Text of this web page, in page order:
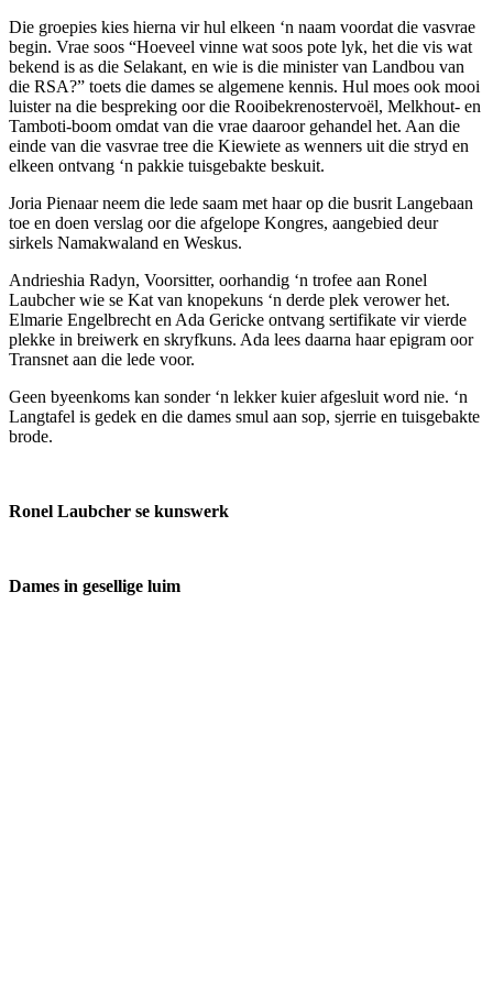
Die groepies kies hierna vir hul elkeen ‘n naam voordat die vasvrae
begin. Vrae soos “Hoeveel vinne wat soos pote lyk, het die vis wat
bekend is as die Selakant, en wie is die minister van Landbou van
die RSA?” toets die dames se algemene kennis. Hul moes ook mooi
luister na die bespreking oor die Rooibekrenostervoël, Melkhout- en
Tamboti-boom omdat van die vrae daaroor gehandel het. Aan die
einde van die vasvrae tree die Kiewiete as wenners uit die stryd en
elkeen ontvang ‘n pakkie tuisgebakte beskuit.
Joria Pienaar neem die lede saam met haar op die busrit Langebaan
toe en doen verslag oor die afgelope Kongres, aangebied deur
sirkels Namakwaland en Weskus.
Andrieshia Radyn, Voorsitter, oorhandig ‘n trofee aan Ronel
Laubcher wie se Kat van knopekuns ‘n derde plek verower het.
Elmarie Engelbrecht en Ada Gericke ontvang sertifikate vir vierde
plekke in breiwerk en skryfkuns. Ada lees daarna haar epigram oor
Transnet aan die lede voor.
Geen byeenkoms kan sonder ‘n lekker kuier afgesluit word nie. ‘n
Langtafel is gedek en die dames smul aan sop, sjerrie en tuisgebakte
brode.
Ronel Laubcher se kunswerk
Dames in gesellige luim